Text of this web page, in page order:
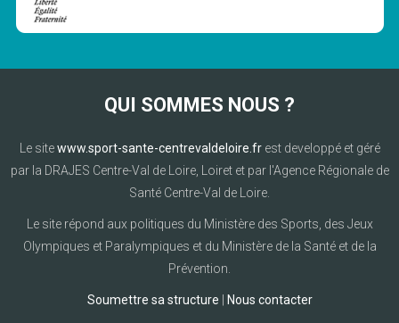
QUI SOMMES NOUS ?
Le sitewww.sport-sante-centrevaldeloire.frest developpé et géré
par la DRAJES Centre-Val de Loire, Loiret et par l'Agence Régionale de
Santé Centre-Val de Loire.
Le site répond aux politiques du Ministère des Sports, des Jeux
Olympiques et Paralympiques et du Ministère de la Santé et de la
Prévention.
Soumettre sa structure Nous contacter